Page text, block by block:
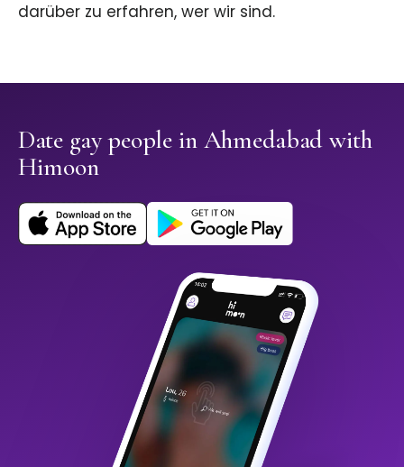
darüber zu erfahren, wer wir sind.
Date gay people in Ahmedabad with
Himoon